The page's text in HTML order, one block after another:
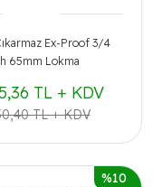
Ex-Proof 3/4
65mm Lokma
TL + KDV
TL + KDV
%10